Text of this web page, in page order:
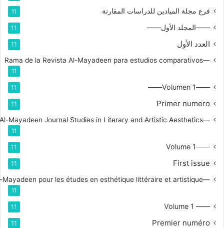
فرع مجلة الميادين للدراسات المقارنة 11
——المجلد الأول—— 11
العدد الأول 11
—Rama de la Revista Al-Mayadeen para estudios comparativos
11
——Volumen 1——
11
Primer numero
11
—Branch for Al-Mayadeen Journal Studies in Literary and Artistic Aesthetics
11
——Volume 1
11
First issue
11
—Branche de la revue Al-Mayadeen pour les études en esthétique littéraire et artistique
11
—— Volume 1
11
Premier numéro
11